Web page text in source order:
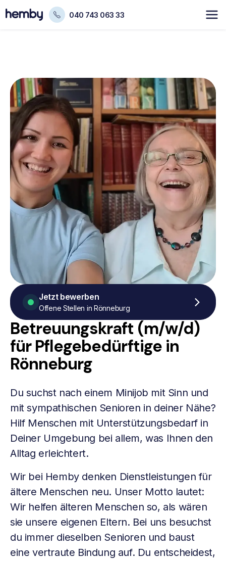
040 743 063 33
Betreuungskraft (m/w/d)
für Pflegebedürftige in
Rönneburg
Du suchst nach einem Minijob mit Sinn und
mit sympathischen Senioren in deiner Nähe?
Hilf Menschen mit Unterstützungsbedarf in
Deiner Umgebung bei allem, was Ihnen den
Alltag erleichtert.
Wir bei Hemby denken Dienstleistungen für
ältere Menschen neu. Unser Motto lautet:
Wir helfen älteren Menschen so, als wären
sie unsere eigenen Eltern. Bei uns besuchst
du immer dieselben Senioren und baust
eine vertraute Bindung auf. Du entscheidest,
Jetzt bewerben
Offene Stellen in Rönneburg